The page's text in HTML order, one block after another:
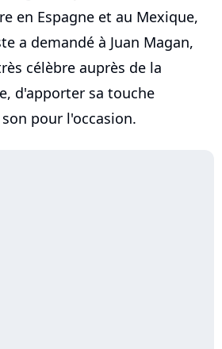
en Espagne et au Mexique,
a demandé à Juan Magan,
célèbre auprès de la
d'apporter sa touche
pour l'occasion.